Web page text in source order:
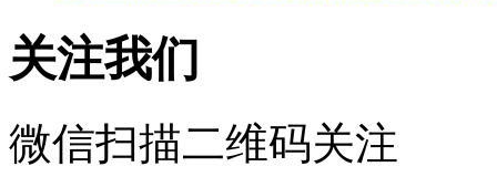
关注我们
微信扫描二维码关注